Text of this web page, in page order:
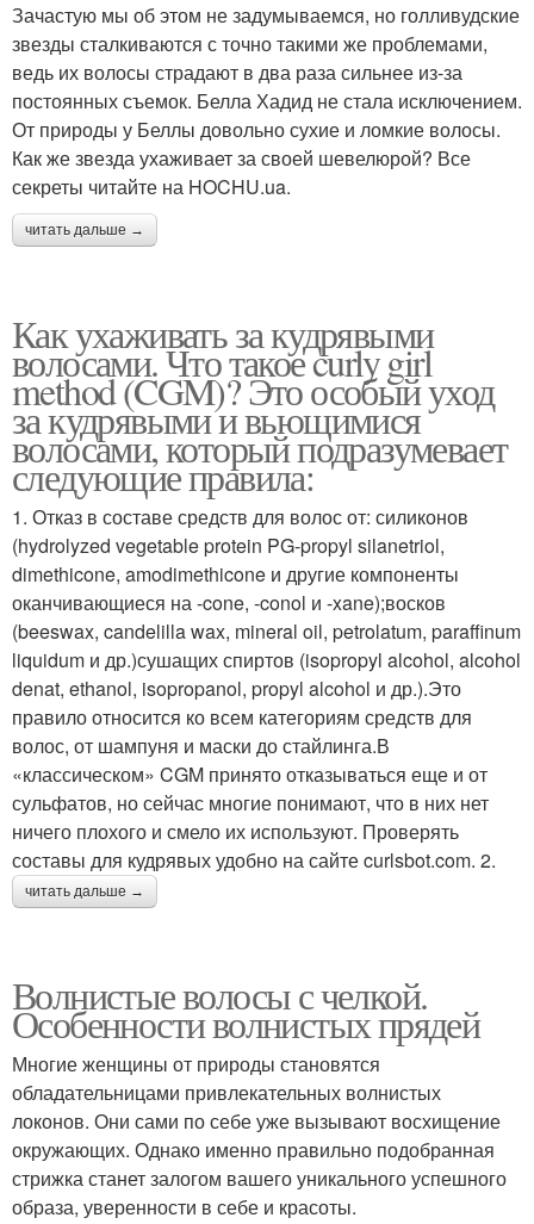
Зачастую мы об этом не задумываемся, но голливудские
звезды сталкиваются с точно такими же проблемами,
ведь их волосы страдают в два раза сильнее из-за
постоянных съемок. Белла Хадид не стала исключением.
От природы у Беллы довольно сухие и ломкие волосы.
Как же звезда ухаживает за своей шевелюрой? Все
секреты читайте на HOCHU.ua.
читать дальше →
Как ухаживать за кудрявыми
волосами. Что такое curly girl
method (CGM)? Это особый уход
за кудрявыми и вьющимися
волосами, который подразумевает
следующие правила:
1. Отказ в составе средств для волос от: силиконов
(hydrolyzed vegetable protein PG-propyl silanetriol,
dimethicone, amodimethicone и другие компоненты
оканчивающиеся на -cone, -conol и -xane);восков
(beeswax, candelilla wax, mineral oil, petrolatum, paraffinum
liquidum и др.)сушащих спиртов (isopropyl alcohol, alcohol
denat, ethanol, isopropanol, propyl alcohol и др.).Это
правило относится ко всем категориям средств для
волос, от шампуня и маски до стайлинга.В
«классическом» CGM принято отказываться еще и от
сульфатов, но сейчас многие понимают, что в них нет
ничего плохого и смело их используют. Проверять
составы для кудрявых удобно на сайте curlsbot.com. 2.
читать дальше →
Волнистые волосы с челкой.
Особенности волнистых прядей
Многие женщины от природы становятся
обладательницами привлекательных волнистых
локонов. Они сами по себе уже вызывают восхищение
окружающих. Однако именно правильно подобранная
стрижка станет залогом вашего уникального успешного
образа, уверенности в себе и красоты.